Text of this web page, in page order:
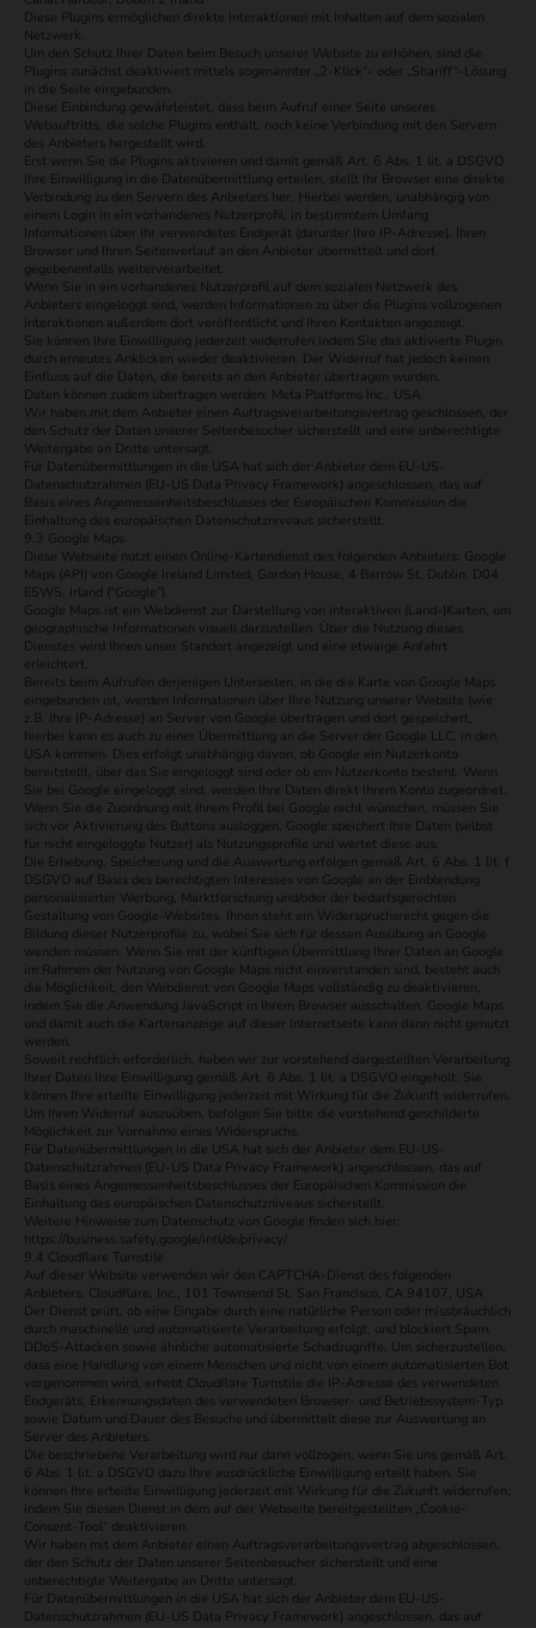
Diese Plugins ermöglichen direkte Interaktionen mit Inhalten auf dem sozialen
Netzwerk.
Um den Schutz Ihrer Daten beim Besuch unserer Website zu erhöhen, sind die
Plugins zunächst deaktiviert mittels sogenannter „2-Klick“- oder „Shariff“-Lösung
in die Seite eingebunden.
Diese Einbindung gewährleistet, dass beim Aufruf einer Seite unseres
Webauftritts, die solche Plugins enthält, noch keine Verbindung mit den Servern
des Anbieters hergestellt wird.
Erst wenn Sie die Plugins aktivieren und damit gemäß Art. 6 Abs. 1 lit. a DSGVO
Ihre Einwilligung in die Datenübermittlung erteilen, stellt Ihr Browser eine direkte
Verbindung zu den Servern des Anbieters her. Hierbei werden, unabhängig von
einem Login in ein vorhandenes Nutzerprofil, in bestimmtem Umfang
Informationen über Ihr verwendetes Endgerät (darunter Ihre IP-Adresse), Ihren
Browser und Ihren Seitenverlauf an den Anbieter übermittelt und dort
gegebenenfalls weiterverarbeitet.
Wenn Sie in ein vorhandenes Nutzerprofil auf dem sozialen Netzwerk des
Anbieters eingeloggt sind, werden Informationen zu über die Plugins vollzogenen
Interaktionen außerdem dort veröffentlicht und Ihren Kontakten angezeigt.
Sie können Ihre Einwilligung jederzeit widerrufen indem Sie das aktivierte Plugin
durch erneutes Anklicken wieder deaktivieren. Der Widerruf hat jedoch keinen
Einfluss auf die Daten, die bereits an den Anbieter übertragen wurden.
Daten können zudem übertragen werden: Meta Platforms Inc., USA
Wir haben mit dem Anbieter einen Auftragsverarbeitungsvertrag geschlossen, der
den Schutz der Daten unserer Seitenbesucher sicherstellt und eine unberechtigte
Weitergabe an Dritte untersagt.
Für Datenübermittlungen in die USA hat sich der Anbieter dem EU-US-
Datenschutzrahmen (EU-US Data Privacy Framework) angeschlossen, das auf
Basis eines Angemessenheitsbeschlusses der Europäischen Kommission die
Einhaltung des europäischen Datenschutzniveaus sicherstellt.
9.3 Google Maps
Diese Webseite nutzt einen Online-Kartendienst des folgenden Anbieters: Google
Maps (API) von Google Ireland Limited, Gordon House, 4 Barrow St, Dublin, D04
E5W5, Irland (“Google”).
Google Maps ist ein Webdienst zur Darstellung von interaktiven (Land-)Karten, um
geographische Informationen visuell darzustellen. Über die Nutzung dieses
Dienstes wird Ihnen unser Standort angezeigt und eine etwaige Anfahrt
erleichtert.
Bereits beim Aufrufen derjenigen Unterseiten, in die die Karte von Google Maps
eingebunden ist, werden Informationen über Ihre Nutzung unserer Website (wie
z.B. Ihre IP-Adresse) an Server von Google übertragen und dort gespeichert,
hierbei kann es auch zu einer Übermittlung an die Server der Google LLC. in den
USA kommen. Dies erfolgt unabhängig davon, ob Google ein Nutzerkonto
bereitstellt, über das Sie eingeloggt sind oder ob ein Nutzerkonto besteht. Wenn
Sie bei Google eingeloggt sind, werden Ihre Daten direkt Ihrem Konto zugeordnet.
Wenn Sie die Zuordnung mit Ihrem Profil bei Google nicht wünschen, müssen Sie
sich vor Aktivierung des Buttons ausloggen. Google speichert Ihre Daten (selbst
für nicht eingeloggte Nutzer) als Nutzungsprofile und wertet diese aus.
Die Erhebung, Speicherung und die Auswertung erfolgen gemäß Art. 6 Abs. 1 lit. f
DSGVO auf Basis des berechtigten Interesses von Google an der Einblendung
personalisierter Werbung, Marktforschung und/oder der bedarfsgerechten
Gestaltung von Google-Websites. Ihnen steht ein Widerspruchsrecht gegen die
Bildung dieser Nutzerprofile zu, wobei Sie sich für dessen Ausübung an Google
wenden müssen. Wenn Sie mit der künftigen Übermittlung Ihrer Daten an Google
im Rahmen der Nutzung von Google Maps nicht einverstanden sind, besteht auch
die Möglichkeit, den Webdienst von Google Maps vollständig zu deaktivieren,
indem Sie die Anwendung JavaScript in Ihrem Browser ausschalten. Google Maps
und damit auch die Kartenanzeige auf dieser Internetseite kann dann nicht genutzt
werden.
Soweit rechtlich erforderlich, haben wir zur vorstehend dargestellten Verarbeitung
Ihrer Daten Ihre Einwilligung gemäß Art. 6 Abs. 1 lit. a DSGVO eingeholt. Sie
können Ihre erteilte Einwilligung jederzeit mit Wirkung für die Zukunft widerrufen.
Um Ihren Widerruf auszuüben, befolgen Sie bitte die vorstehend geschilderte
Möglichkeit zur Vornahme eines Widerspruchs.
Für Datenübermittlungen in die USA hat sich der Anbieter dem EU-US-
Datenschutzrahmen (EU-US Data Privacy Framework) angeschlossen, das auf
Basis eines Angemessenheitsbeschlusses der Europäischen Kommission die
Einhaltung des europäischen Datenschutzniveaus sicherstellt.
Weitere Hinweise zum Datenschutz von Google finden sich hier:
https://business.safety.google/intl/de/privacy/
9.4 Cloudflare Turnstile
Auf dieser Website verwenden wir den CAPTCHA-Dienst des folgenden
Anbieters: Cloudflare, Inc., 101 Townsend St. San Francisco, CA 94107, USA
Der Dienst prüft, ob eine Eingabe durch eine natürliche Person oder missbräuchlich
durch maschinelle und automatisierte Verarbeitung erfolgt, und blockiert Spam,
DDoS-Attacken sowie ähnliche automatisierte Schadzugriffe. Um sicherzustellen,
dass eine Handlung von einem Menschen und nicht von einem automatisierten Bot
vorgenommen wird, erhebt Cloudflare Turnstile die IP-Adresse des verwendeten
Endgeräts, Erkennungsdaten des verwendeten Browser- und Betriebssystem-Typ
sowie Datum und Dauer des Besuchs und übermittelt diese zur Auswertung an
Server des Anbieters.
Die beschriebene Verarbeitung wird nur dann vollzogen, wenn Sie uns gemäß Art.
6 Abs. 1 lit. a DSGVO dazu Ihre ausdrückliche Einwilligung erteilt haben. Sie
können Ihre erteilte Einwilligung jederzeit mit Wirkung für die Zukunft widerrufen,
indem Sie diesen Dienst in dem auf der Webseite bereitgestellten „Cookie-
Consent-Tool“ deaktivieren.
Wir haben mit dem Anbieter einen Auftragsverarbeitungsvertrag abgeschlossen,
der den Schutz der Daten unserer Seitenbesucher sicherstellt und eine
unberechtigte Weitergabe an Dritte untersagt.
Für Datenübermittlungen in die USA hat sich der Anbieter dem EU-US-
Datenschutzrahmen (EU-US Data Privacy Framework) angeschlossen, das auf